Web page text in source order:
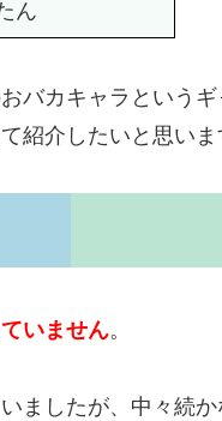
ん
バカキャラというギ
紹介したいと思いま
いません。
ましたが、中々続か